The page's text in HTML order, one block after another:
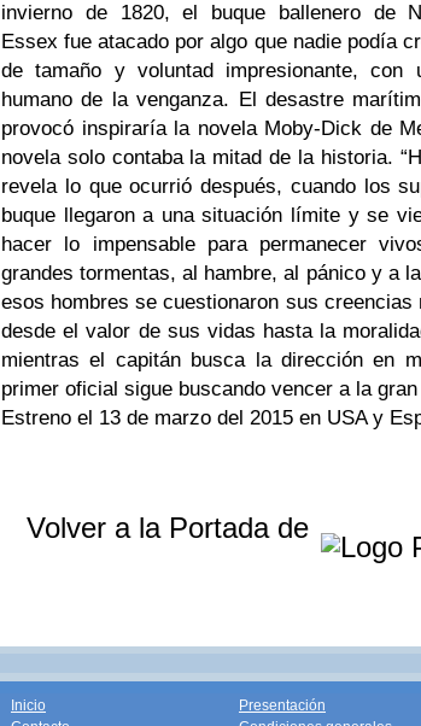
invierno de 1820, el buque ballenero de
Essex fue atacado por algo que nadie podía
de tamaño y voluntad impresionante, con
humano de la venganza. El desastre
provocó inspiraría la novela Moby-Dick de
novela solo contaba la mitad de la historia.
revela lo que ocurrió después, cuando los
buque llegaron a una situación límite y se
hacer lo impensable para permanecer
grandes tormentas, al hambre, al pánico y a
esos hombres se cuestionaron sus creencias
desde el valor de sus vidas hasta la
mientras el capitán busca la dirección en
primer oficial sigue buscando vencer a la gran
Estreno el 13 de marzo del 2015 en USA y
Volver a la Portada de
Inicio
Presentación